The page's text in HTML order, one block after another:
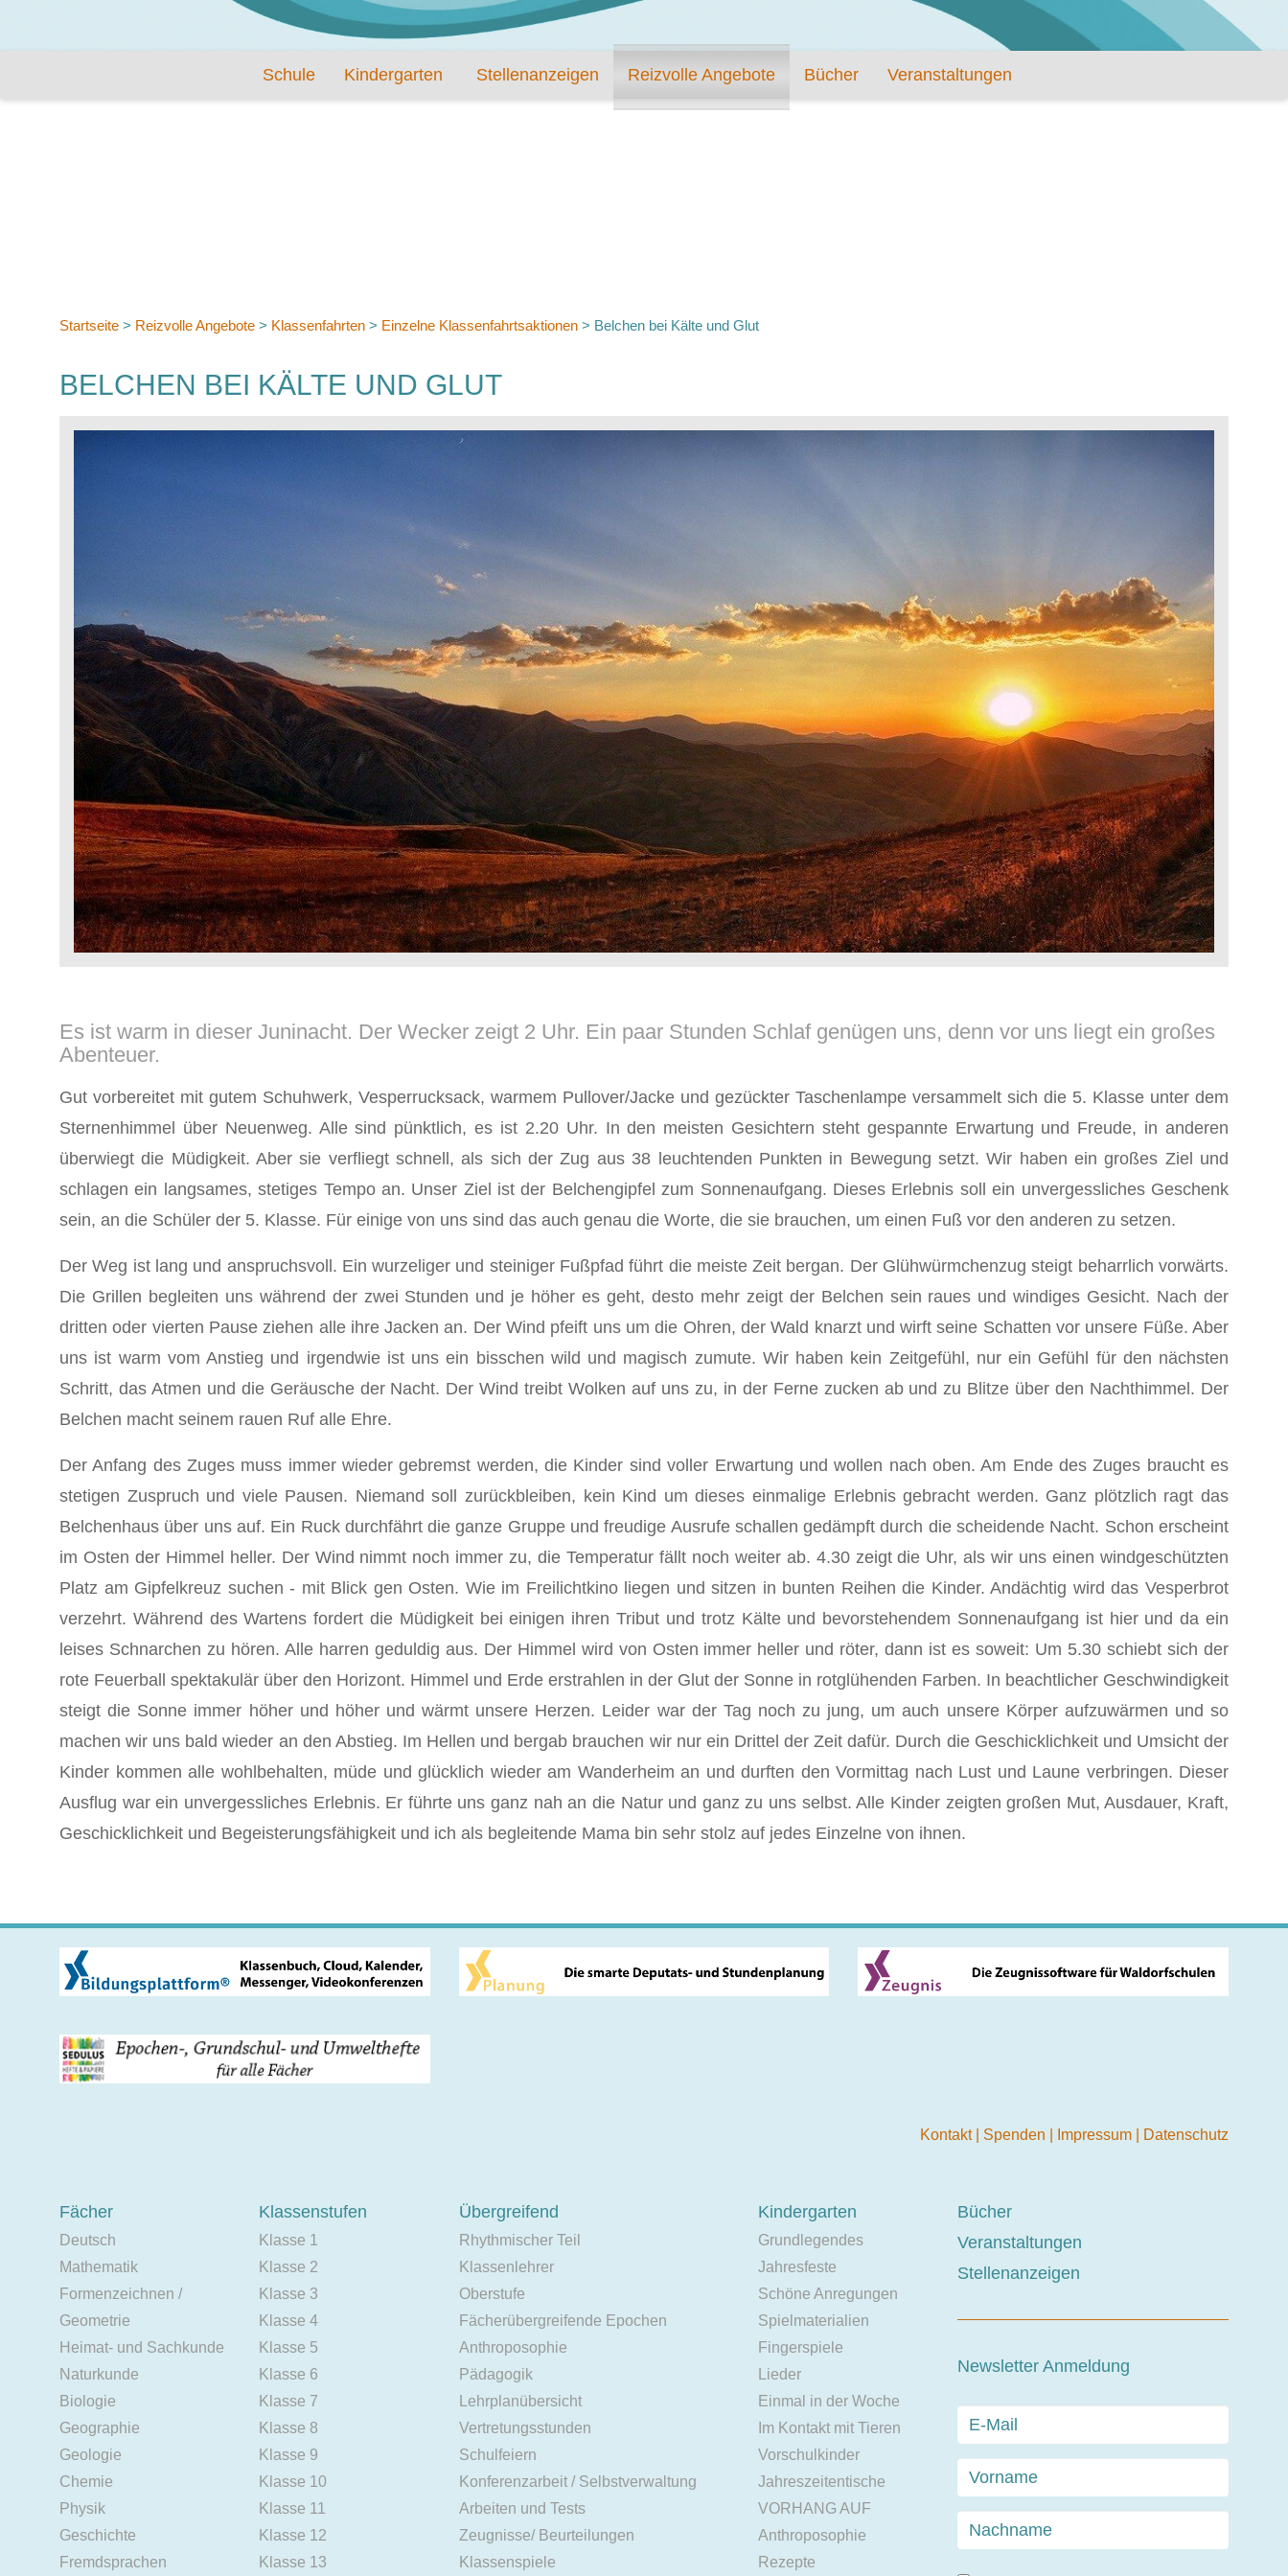
Schule Kindergarten Stellenanzeigen Reizvolle Angebote Bücher Veranstaltungen
Startseite > Reizvolle Angebote > Klassenfahrten > Einzelne Klassenfahrtsaktionen > Belchen bei Kälte und Glut
BELCHEN BEI KÄLTE UND GLUT
Es ist warm in dieser Juninacht. Der Wecker zeigt 2 Uhr. Ein paar Stunden Schlaf genügen uns, denn vor uns liegt ein großes
Abenteuer.
Gut vorbereitet mit gutem Schuhwerk, Vesperrucksack, warmem Pullover/Jacke und gezückter Taschenlampe versammelt sich die 5. Klasse unter dem
Sternenhimmel über Neuenweg. Alle sind pünktlich, es ist 2.20 Uhr. In den meisten Gesichtern steht gespannte Erwartung und Freude, in anderen
überwiegt die Müdigkeit. Aber sie verfliegt schnell, als sich der Zug aus 38 leuchtenden Punkten in Bewegung setzt. Wir haben ein großes Ziel und
schlagen ein langsames, stetiges Tempo an. Unser Ziel ist der Belchengipfel zum Sonnenaufgang. Dieses Erlebnis soll ein unvergessliches Geschenk
sein, an die Schüler der 5. Klasse. Für einige von uns sind das auch genau die Worte, die sie brauchen, um einen Fuß vor den anderen zu setzen.
Der Weg ist lang und anspruchsvoll. Ein wurzeliger und steiniger Fußpfad führt die meiste Zeit bergan. Der Glühwürmchenzug steigt beharrlich vorwärts.
Die Grillen begleiten uns während der zwei Stunden und je höher es geht, desto mehr zeigt der Belchen sein raues und windiges Gesicht. Nach der
dritten oder vierten Pause ziehen alle ihre Jacken an. Der Wind pfeift uns um die Ohren, der Wald knarzt und wirft seine Schatten vor unsere Füße. Aber
uns ist warm vom Anstieg und irgendwie ist uns ein bisschen wild und magisch zumute. Wir haben kein Zeitgefühl, nur ein Gefühl für den nächsten
Schritt, das Atmen und die Geräusche der Nacht. Der Wind treibt Wolken auf uns zu, in der Ferne zucken ab und zu Blitze über den Nachthimmel. Der
Belchen macht seinem rauen Ruf alle Ehre.
Der Anfang des Zuges muss immer wieder gebremst werden, die Kinder sind voller Erwartung und wollen nach oben. Am Ende des Zuges braucht es
stetigen Zuspruch und viele Pausen. Niemand soll zurückbleiben, kein Kind um dieses einmalige Erlebnis gebracht werden. Ganz plötzlich ragt das
Belchenhaus über uns auf. Ein Ruck durchfährt die ganze Gruppe und freudige Ausrufe schallen gedämpft durch die scheidende Nacht. Schon erscheint
im Osten der Himmel heller. Der Wind nimmt noch immer zu, die Temperatur fällt noch weiter ab. 4.30 zeigt die Uhr, als wir uns einen windgeschützten
Platz am Gipfelkreuz suchen - mit Blick gen Osten. Wie im Freilichtkino liegen und sitzen in bunten Reihen die Kinder. Andächtig wird das Vesperbrot
verzehrt. Während des Wartens fordert die Müdigkeit bei einigen ihren Tribut und trotz Kälte und bevorstehendem Sonnenaufgang ist hier und da ein
leises Schnarchen zu hören. Alle harren geduldig aus. Der Himmel wird von Osten immer heller und röter, dann ist es soweit: Um 5.30 schiebt sich der
rote Feuerball spektakulär über den Horizont. Himmel und Erde erstrahlen in der Glut der Sonne in rotglühenden Farben. In beachtlicher Geschwindigkeit
steigt die Sonne immer höher und höher und wärmt unsere Herzen. Leider war der Tag noch zu jung, um auch unsere Körper aufzuwärmen und so
machen wir uns bald wieder an den Abstieg. Im Hellen und bergab brauchen wir nur ein Drittel der Zeit dafür. Durch die Geschicklichkeit und Umsicht der
Kinder kommen alle wohlbehalten, müde und glücklich wieder am Wanderheim an und durften den Vormittag nach Lust und Laune verbringen. Dieser
Ausflug war ein unvergessliches Erlebnis. Er führte uns ganz nah an die Natur und ganz zu uns selbst. Alle Kinder zeigten großen Mut, Ausdauer, Kraft,
Geschicklichkeit und Begeisterungsfähigkeit und ich als begleitende Mama bin sehr stolz auf jedes Einzelne von ihnen.
Kontakt Spenden Impressum Datenschutz
Fächer
Deutsch
Mathematik
Formenzeichnen /
Geometrie
Heimat- und Sachkunde
Naturkunde
Biologie
Geographie
Geologie
Chemie
Physik
Geschichte
Fremdsprachen
Klassenstufen
Klasse 1
Klasse 2
Klasse 3
Klasse 4
Klasse 5
Klasse 6
Klasse 7
Klasse 8
Klasse 9
Klasse 10
Klasse 11
Klasse 12
Klasse 13
Übergreifend
Rhythmischer Teil
Klassenlehrer
Oberstufe
Fächerübergreifende Epochen
Anthroposophie
Pädagogik
Lehrplanübersicht
Vertretungsstunden
Schulfeiern
Konferenzarbeit / Selbstverwaltung
Arbeiten und Tests
Zeugnisse/ Beurteilungen
Klassenspiele
Kindergarten
Grundlegendes
Jahresfeste
Schöne Anregungen
Spielmaterialien
Fingerspiele
Lieder
Einmal in der Woche
Im Kontakt mit Tieren
Vorschulkinder
Jahreszeitentische
VORHANG AUF
Anthroposophie
Rezepte
Bücher
Veranstaltungen
Stellenanzeigen
Newsletter Anmeldung